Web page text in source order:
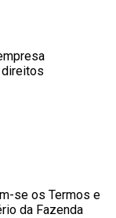
se os Termos e
da Fazenda